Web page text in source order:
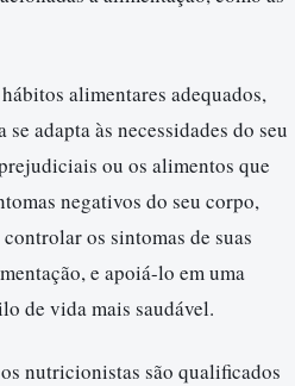
alimentares adequados,
adapta às necessidades do seu
ou os alimentos que
negativos do seu corpo,
os sintomas de suas
e apoiá-lo em uma
de vida mais saudável.
nutricionistas são qualificados